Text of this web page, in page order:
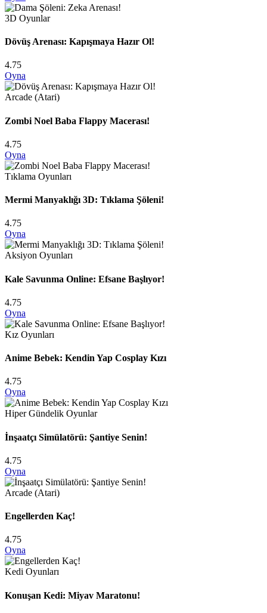
3D Oyunlar
Dövüş Arenası: Kapışmaya Hazır Ol!
4.75
Oyna
Arcade (Atari)
Zombi Noel Baba Flappy Macerası!
4.75
Oyna
Tıklama Oyunları
Mermi Manyaklığı 3D: Tıklama Şöleni!
4.75
Oyna
Aksiyon Oyunları
Kale Savunma Online: Efsane Başlıyor!
4.75
Oyna
Kız Oyunları
Anime Bebek: Kendin Yap Cosplay Kızı
4.75
Oyna
Hiper Gündelik Oyunlar
İnşaatçı Simülatörü: Şantiye Senin!
4.75
Oyna
Arcade (Atari)
Engellerden Kaç!
4.75
Oyna
Kedi Oyunları
Konuşan Kedi: Miyav Maratonu!